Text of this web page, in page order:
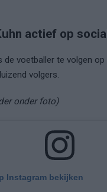
actief op
de voetballer te volgen op
volgers.
onder foto)
Instagram bekijken